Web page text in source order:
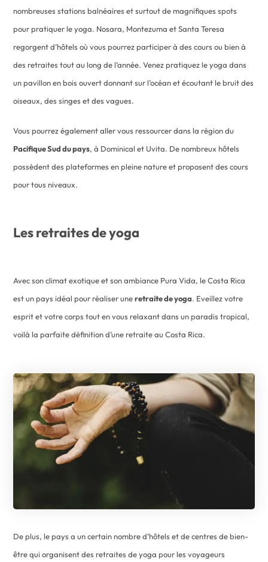
nombreuses stations balnéaires et surtout de magnifiques spots
pour pratiquer le yoga. Nosara, Montezuma et Santa Teresa
regorgent d’hôtels où vous pourrez participer à des cours ou bien à
des retraites tout au long de l’année. Venez pratiquez le yoga dans
un pavillon en bois ouvert donnant sur l’océan et écoutant le bruit des
oiseaux, des singes et des vagues.
Vous pourrez également aller vous ressourcer dans la région du
Pacifique Sud du pays, à Dominical et Uvita. De nombreux hôtels
possèdent des plateformes en pleine nature et proposent des cours
pour tous niveaux.
Les retraites de yoga
Avec son climat exotique et son ambiance Pura Vida, le Costa Rica
est un pays idéal pour réaliser uneretraite de yoga. Eveillez votre
esprit et votre corps tout en vous relaxant dans un paradis tropical,
voilà la parfaite définition d’une retraite au Costa Rica.
De plus, le pays a un certain nombre d’hôtels et de centres de bien-
être qui organisent des retraites de yoga pour les voyageurs